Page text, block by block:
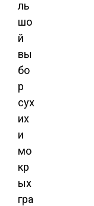
ль
шо
й
вы
бо
р
сух
их
и
мо
кр
ых
гра